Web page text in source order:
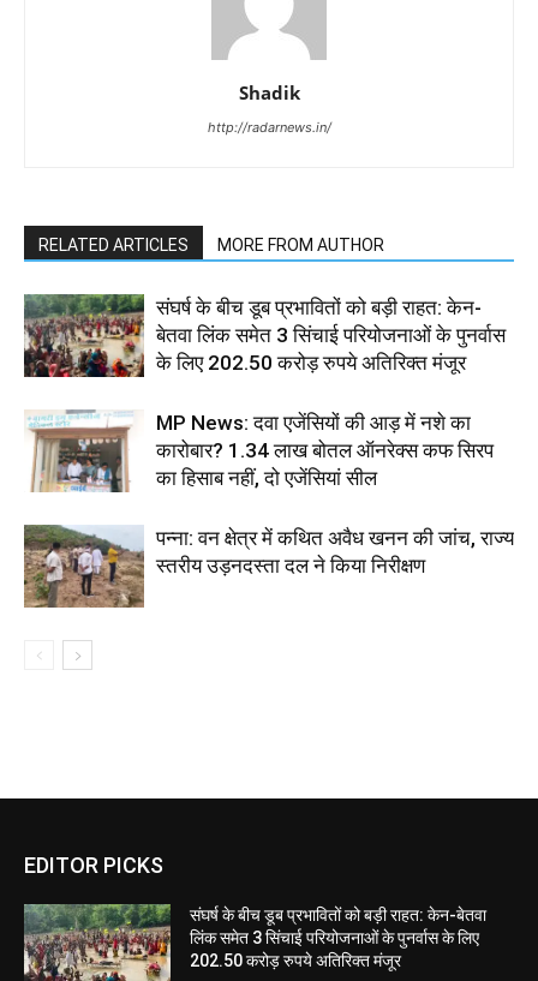
Shadik
http://radarnews.in/
RELATED ARTICLES MORE FROM AUTHOR
संघर्ष के बीच डूब प्रभावितों को बड़ी राहत: केन-
बेतवा लिंक समेत 3 सिंचाई परियोजनाओं के पुनर्वास
के लिए 202.50 करोड़ रुपये अतिरिक्त मंजूर
MP News: दवा एजेंसियों की आड़ में नशे का
कारोबार? 1.34 लाख बोतल ऑनरेक्स कफ सिरप
का हिसाब नहीं, दो एजेंसियां सील
पन्ना: वन क्षेत्र में कथित अवैध खनन की जांच, राज्य
स्तरीय उड़नदस्ता दल ने किया निरीक्षण
EDITOR PICKS
संघर्ष के बीच डूब प्रभावितों को बड़ी राहत: केन-बेतवा
लिंक समेत 3 सिंचाई परियोजनाओं के पुनर्वास के लिए
202.50 करोड़ रुपये अतिरिक्त मंजूर